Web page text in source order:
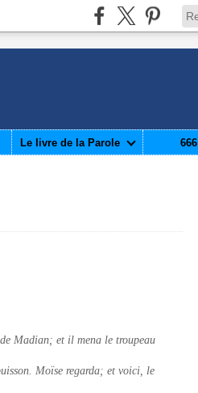
Le livre de la Parole 666
Madian; et il mena le troupeau
Moïse regarda; et voici, le